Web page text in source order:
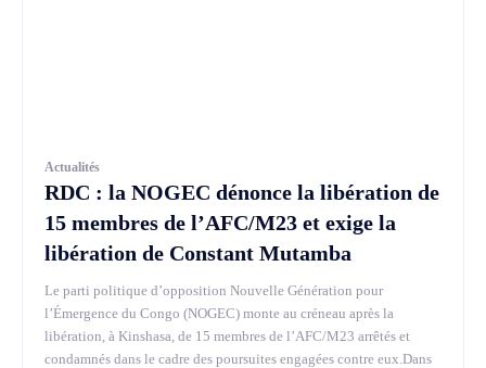
Actualités
RDC : la NOGEC dénonce la libération de
15 membres de l’AFC/M23 et exige la
libération de Constant Mutamba
Le parti politique d’opposition Nouvelle Génération pour
l’Émergence du Congo (NOGEC) monte au créneau après la
libération, à Kinshasa, de 15 membres de l’AFC/M23 arrêtés et
condamnés dans le cadre des poursuites engagées contre eux.Dans